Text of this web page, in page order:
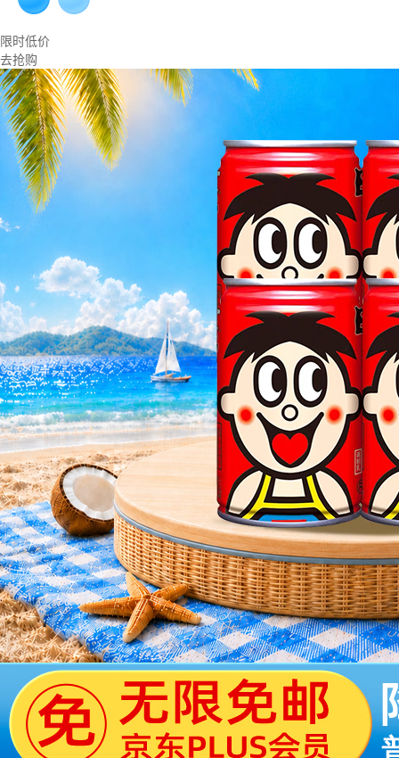
限时低价
去抢购